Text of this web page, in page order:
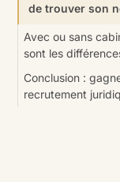
de trouver son
Avec ou sans
sont les
Conclusion :
recrutement